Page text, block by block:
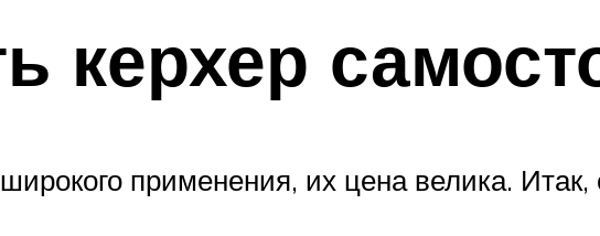
керхер
применения, их цена велика.